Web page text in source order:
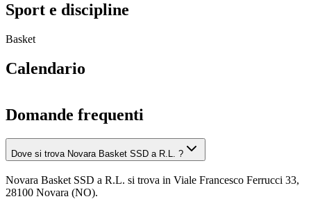
Sport e discipline
Basket
Calendario
Domande frequenti
Dove si trova Novara Basket SSD a R.L. ?
Novara Basket SSD a R.L. si trova in Viale Francesco Ferrucci 33,
28100 Novara (NO).